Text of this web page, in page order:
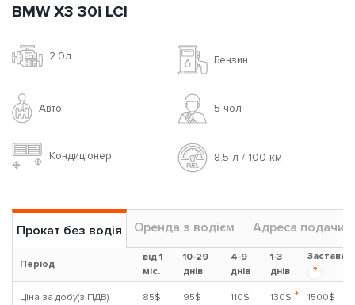
BMW X3 30i LCI
2.0л Бензин
Авто 5 чoл
Кондиціонер 8.5 л / 100 км
Прокат без водія Оренда з водієм Адреса подачи
Період
від 1
міс.
10-29
днів
4-9
днів
1-3
днів
Застава
?
Ціна за добу(з ПДВ) 85$ 95$ 110$ 130$ * 1500$